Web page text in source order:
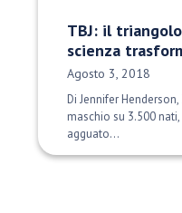
TBJ: il
scienza
Data di pubblicazione:
Agosto 3, 2018
Di Jennifer
maschio su 3.500
agguato...